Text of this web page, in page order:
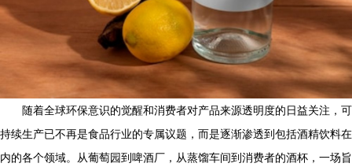
随着全球环保意识的觉醒和消费者对产品来源透明度的日益关注，可
持续生产已不再是食品行业的专属议题，而是逐渐渗透到包括酒精饮料在
内的各个领域。从葡萄园到啤酒厂，从蒸馏车间到消费者的酒杯，一场旨